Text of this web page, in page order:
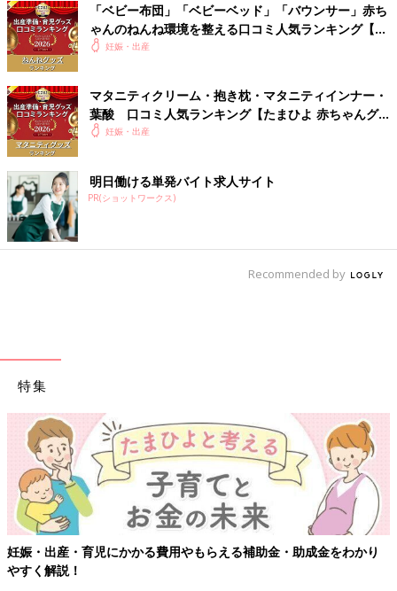
「ベビー布団」「ベビーベッド」「バウンサー」赤ち
ゃんのねんね環境を整える口コミ人気ランキング【た
まひよ 赤ちゃんグッズ大賞2026】
妊娠・出産
マタニティクリーム・抱き枕・マタニティインナー・
葉酸 口コミ人気ランキング【たまひよ 赤ちゃんグ
ッズ大賞2026】
妊娠・出産
明日働ける単発バイト求人サイト
PR(ショットワークス)
Recommended by
特集
妊娠・出産・育児にかかる費用やもらえる補助金・助成金をわかり
やすく解説！